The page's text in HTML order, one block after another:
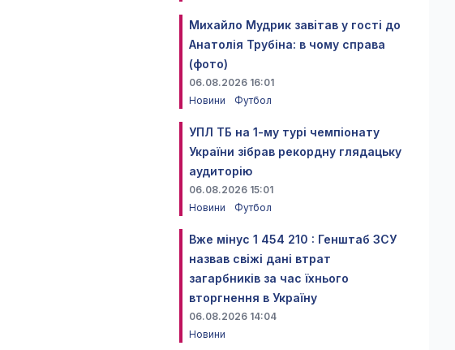
Михайло Мудрик завітав у гості до
Анатолія Трубіна: в чому справа
(фото)
06.08.2026 16:01
Новини
Футбол
УПЛ ТБ на 1-му турі чемпіонату
України зібрав рекордну глядацьку
аудиторію
06.08.2026 15:01
Новини
Футбол
Вже мінус 1 454 210 : Генштаб ЗСУ
назвав свіжі дані втрат
загарбників за час їхнього
вторгнення в Україну
06.08.2026 14:04
Новини